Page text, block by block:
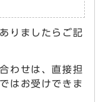
りましたらご記
わせは、直接担
はお受けできま